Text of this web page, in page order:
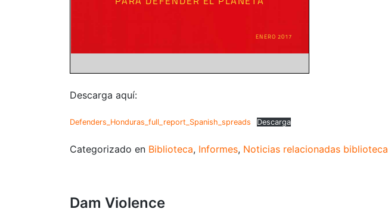
Descarga aquí:
Defenders_Honduras_full_report_Spanish_spreads Descarga
Categorizado en Biblioteca, Informes, Noticias relacionadas biblioteca
Dam Violence